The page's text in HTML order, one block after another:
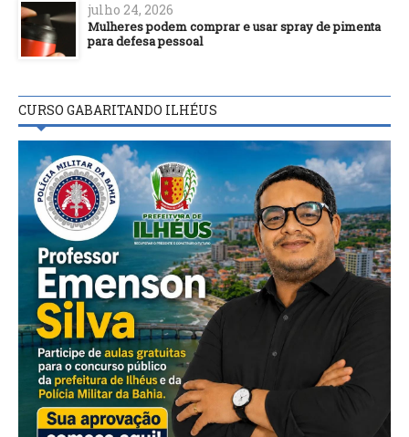
julho 24, 2026
Mulheres podem comprar e usar spray de pimenta
para defesa pessoal
CURSO GABARITANDO ILHÉUS